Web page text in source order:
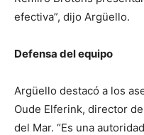
efectiva”, dijo Argüello.
Defensa del equipo
Argüello destacó a los
Oude Elferink, director
del Mar. “Es una